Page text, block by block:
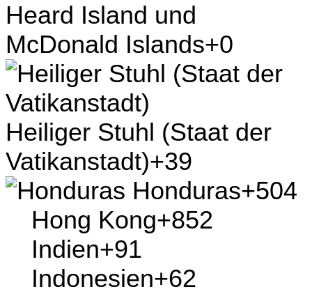
Heard Island und
McDonald Islands+0
Heiliger Stuhl (Staat der
Vatikanstadt)+39
Honduras+504
Hong
Kong+852
Indien+91